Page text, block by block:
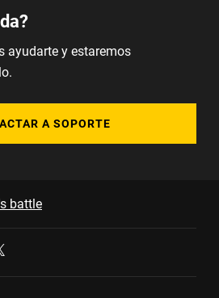
ayudarte y estaremos
A SOPORTE